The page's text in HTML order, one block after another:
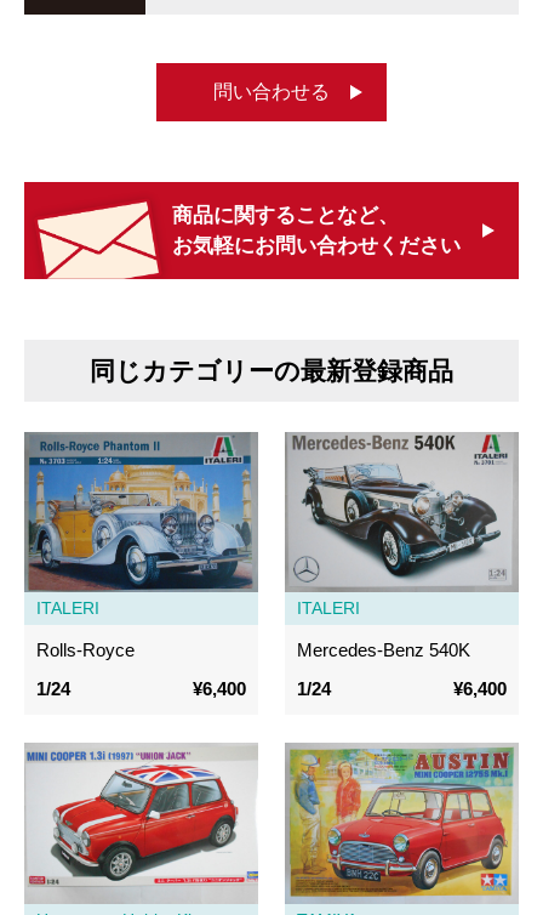
問い合わせる
商品に関することなど、
お気軽にお問い合わせください
同じカテゴリーの最新登録商品
ITALERI
Rolls-Royce
1/24
¥6,400
ITALERI
Mercedes-Benz 540K
1/24
¥6,400